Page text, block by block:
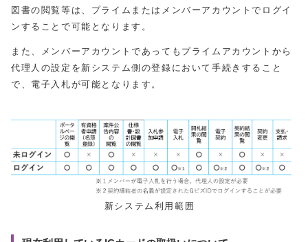
図書の閲覧等は、プライムまたはメンバーアカウントでログイ
ンすることで可能となります。
また、メンバーアカウントであってもプライムアカウントから
代理人の設定を新システム側の登録において手続きすること
で、電子入札が可能となります。
新システム利用範囲